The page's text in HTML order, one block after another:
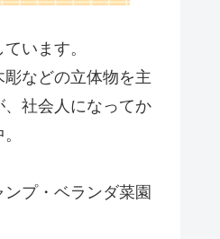
います。
などの立体物を主
社会人になってか
ンプ・ベランダ菜園